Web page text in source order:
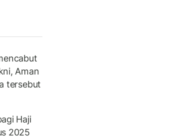
Aman
tersebut
Haji
2025